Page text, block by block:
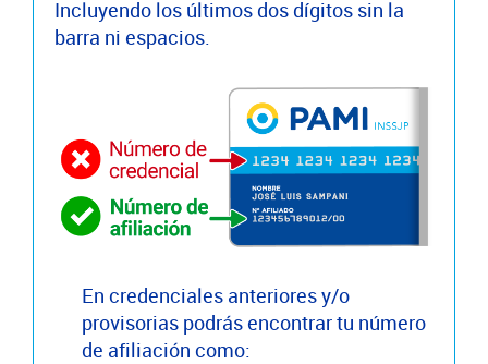
Incluyendo los últimos dos dígitos sin la
barra ni espacios.
En credenciales anteriores y/o
provisorias podrás encontrar tu número
de afiliación como: